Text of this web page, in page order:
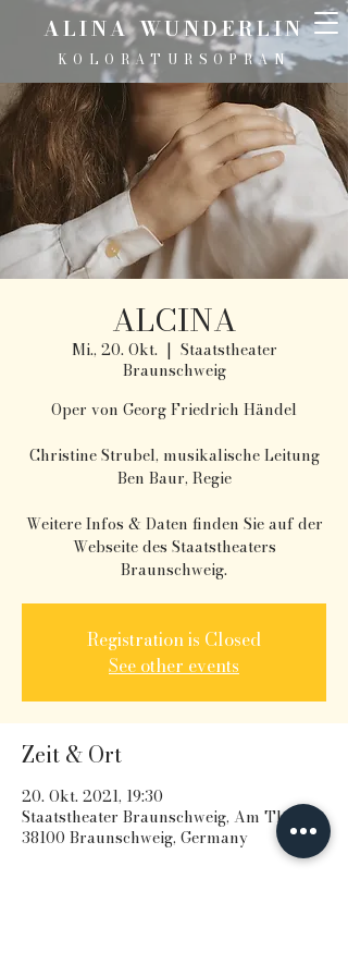
ALINA WUNDERLIN
KOLORATURSOPRAN
ALCINA
Mi., 20. Okt.
  |
Staatstheater
Braunschweig
Oper von Georg Friedrich Händel
Christine Strubel, musikalische Leitung
Ben Baur, Regie
Weitere Infos & Daten finden Sie auf der
Webseite des Staatstheaters
Braunschweig.
Registration is Closed
See other events
Zeit & Ort
20. Okt. 2021, 19:30
Staatstheater Braunschweig, Am Theater,
38100 Braunschweig, Germany